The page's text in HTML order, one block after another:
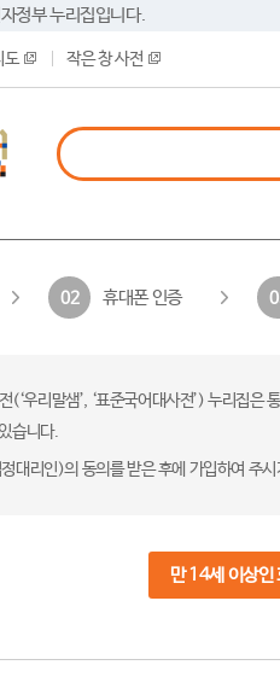
정부 누리집입니다.
도 작은 창 사전
02 휴대폰 인증
(‘우리말샘’, ‘표준국어대사전’) 누리집
습니다.
대리인)의 동의를 받은 후에 가입하여 주
만 14세 이상인